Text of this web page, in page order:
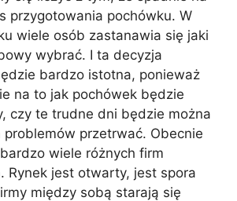
przygotowania pochówku. W
wiele osób zastanawia się jaki
wybrać. I ta decyzja
bardzo istotna, ponieważ
na to jak pochówek będzie
czy te trudne dni będzie można
problemów przetrwać. Obecnie
wiele różnych firm
Rynek jest otwarty, jest spora
między sobą starają się